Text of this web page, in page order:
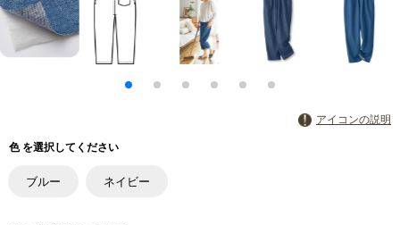
アイコンの説明
色 を選択してください
ブルー ネイビー